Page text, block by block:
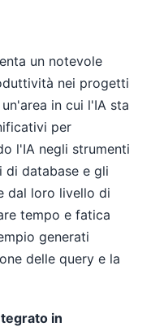
un notevole
nei progetti
in cui l'IA sta
per
l'IA negli strumenti
di database e gli
dal loro livello di
tempo e fatica
generati
delle query e la
in